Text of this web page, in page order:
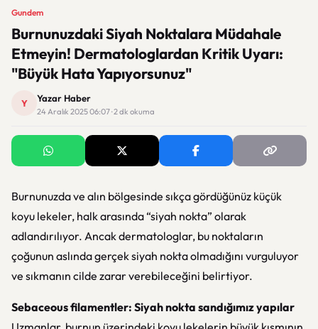
Gundem
Burnunuzdaki Siyah Noktalara Müdahale
Etmeyin! Dermatologlardan Kritik Uyarı:
"Büyük Hata Yapıyorsunuz"
Y Yazar Haber
24 Aralık 2025 06:07 · 2 dk okuma
Burnunuzda ve alın bölgesinde sıkça gördüğünüz küçük
koyu lekeler, halk arasında “siyah nokta” olarak
adlandırılıyor. Ancak dermatologlar, bu noktaların
çoğunun aslında gerçek siyah nokta olmadığını vurguluyor
ve sıkmanın cilde zarar verebileceğini belirtiyor.
Sebaceous filamentler: Siyah nokta sandığımız yapılar